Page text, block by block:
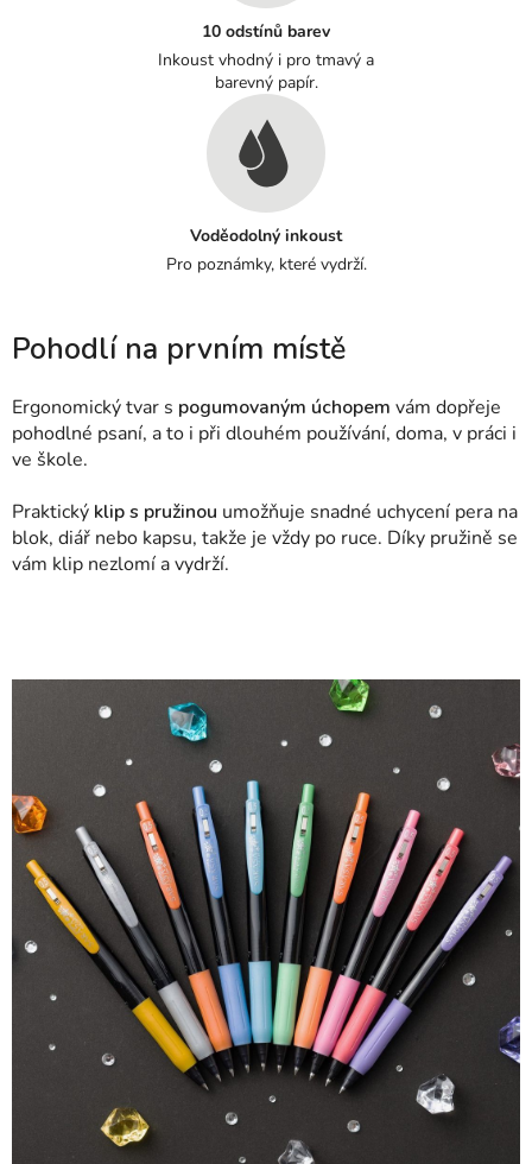
10 odstínů barev
Inkoust vhodný i pro tmavý a
barevný papír.
Voděodolný inkoust
Pro poznámky, které vydrží.
Pohodlí na prvním místě
Ergonomický tvar s pogumovaným úchopem vám dopřeje
pohodlné psaní, a to i při dlouhém používání, doma, v práci i
ve škole.
Praktický klip s pružinou umožňuje snadné uchycení pera na
blok, diář nebo kapsu, takže je vždy po ruce. Díky pružině se
vám klip nezlomí a vydrží.